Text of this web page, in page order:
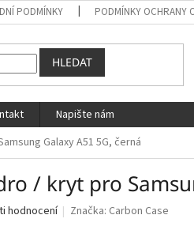
PODMÍNKY PODMÍNKY OCHRANY
HLEDAT
Napište nám
Galaxy A51 5G, černá
/ kryt pro
hodnocení Značka: Carbon Case